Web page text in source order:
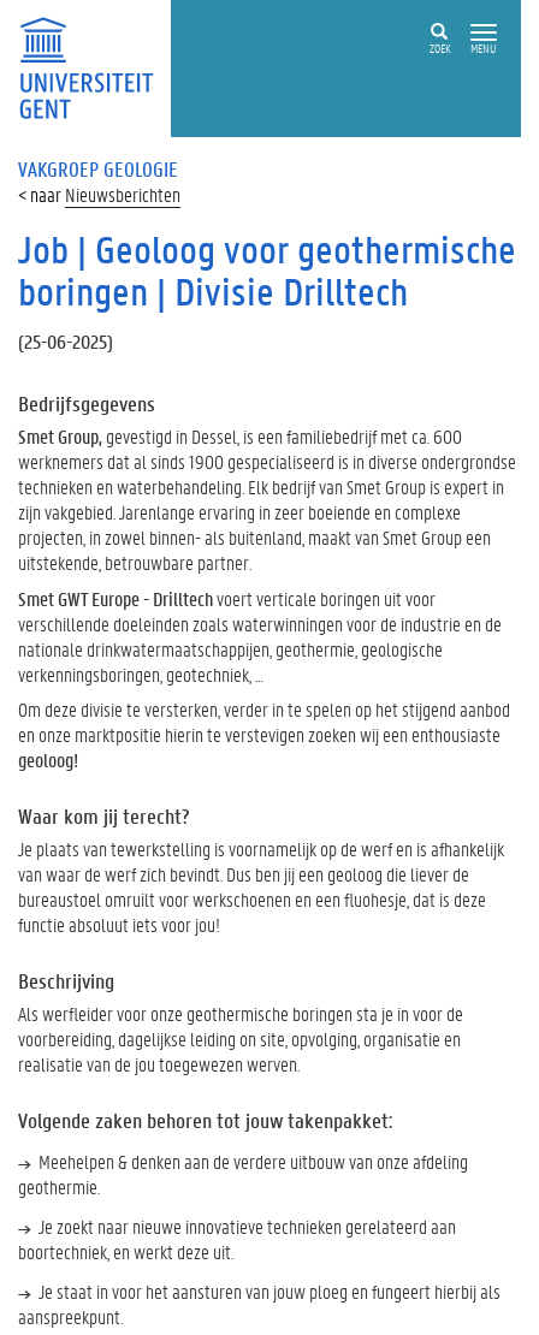
ZOEK MENU
VAKGROEP GEOLOGIE
Nieuwsberichten
Job | Geoloog voor geothermische
boringen | Divisie Drilltech
(25-06-2025)
Bedrijfsgegevens
Smet Group, gevestigd in Dessel, is een familiebedrijf met ca. 600
werknemers dat al sinds 1900 gespecialiseerd is in diverse ondergrondse
technieken en waterbehandeling. Elk bedrijf van Smet Group is expert in
zijn vakgebied. Jarenlange ervaring in zeer boeiende en complexe
projecten, in zowel binnen- als buitenland, maakt van Smet Group een
uitstekende, betrouwbare partner.
Smet GWT Europe - Drilltechvoert verticale boringen uit voor
verschillende doeleinden zoals waterwinningen voor de industrie en de
nationale drinkwatermaatschappijen, geothermie, geologische
verkenningsboringen, geotechniek, …
Om deze divisie te versterken, verder in te spelen op het stijgend aanbod
en onze marktpositie hierin te verstevigen zoeken wij een enthousiaste
geoloog!
Waar kom jij terecht?
Je plaats van tewerkstelling is voornamelijk op de werf en is afhankelijk
van waar de werf zich bevindt. Dus ben jij een geoloog die liever de
bureaustoel omruilt voor werkschoenen en een fluohesje, dat is deze
functie absoluut iets voor jou!
Beschrijving
Als werfleider voor onze geothermische boringen sta je in voor de
voorbereiding, dagelijkse leiding on site, opvolging, organisatie en
realisatie van de jou toegewezen werven.
Volgende zaken behoren tot jouw takenpakket:
Meehelpen & denken aan de verdere uitbouw van onze afdeling
geothermie.
Je zoekt naar nieuwe innovatieve technieken gerelateerd aan
boortechniek, en werkt deze uit.
Je staat in voor het aansturen van jouw ploeg en fungeert hierbij als
aanspreekpunt.